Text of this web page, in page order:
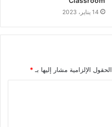
14 يناير، 2023
الحقول الإلزامية مشار إليها بـ *